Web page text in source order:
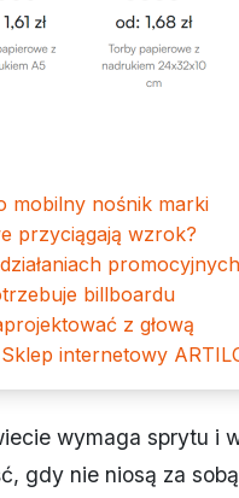
mobilny nośnik marki
przyciągają wzrok?
promocyjnych
billboardu
z głową
internetowy
wymaga sprytu i
gdy nie niosą za